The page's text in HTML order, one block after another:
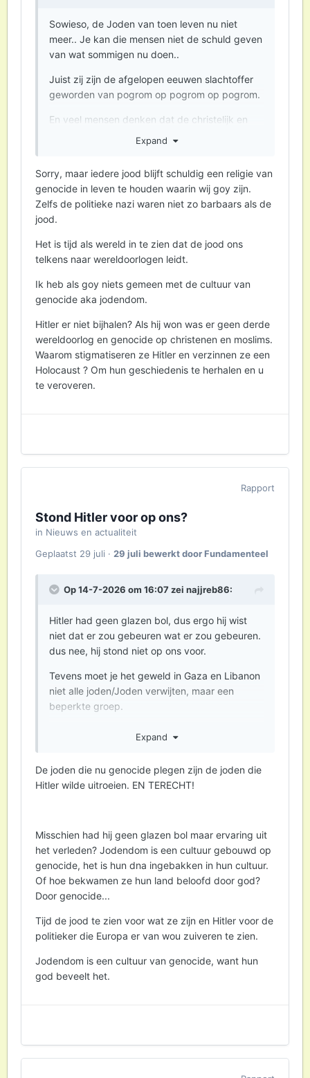
Sowieso, de Joden van toen leven nu niet
meer.. Je kan die mensen niet de schuld geven
van wat sommigen nu doen..
Juist zij zijn de afgelopen eeuwen slachtoffer
geworden van pogrom op pogrom op pogrom.
En veel mensen denken dat de christelijk en
joodse god dezelfde zijn, dus dan zou jullie
God ook genocide bevelen. En dat klopt, in het
Israelitische God toevallig de Israelieten dat
stukje grond beloofd had. Maar het OT is
mythe, dus die uitroeiing heeft nooit
plaatsgevonden.
Mensen die terechte kritiek (en meer hopelijk!)
hebben op wat de staat Israel NU doet moeten
er niet Hitler en trawanten bij gaan halen, dat is
een dooddoener en speelt de Zionisten in de
is het ergste wat de mensheid elkaar ooit heeft
aangedaan. Klaar, en punt.
Expand
Sorry, maar iedere jood blijft schuldig een religie van
genocide in leven te houden waarin wij goy zijn.
Zelfs de politieke nazi waren niet zo barbaars als de
jood.
Het is tijd als wereld in te zien dat de jood ons
telkens naar wereldoorlogen leidt.
Ik heb als goy niets gemeen met de cultuur van
genocide aka jodendom.
Hitler er niet bijhalen? Als hij won was er geen derde
wereldoorlog en genocide op christenen en moslims.
Waarom stigmatiseren ze Hitler en verzinnen ze een
Holocaust ? Om hun geschiedenis te herhalen en u
te veroveren.
Rapport
Stond Hitler voor op ons?
in Nieuws en actualiteit
Geplaatst 29 juli · 29 juli bewerkt door Fundamenteel
Op 14-7-2026 om 16:07 zei najjreb86:
Hitler had geen glazen bol, dus ergo hij wist
niet dat er zou gebeuren wat er zou gebeuren.
dus nee, hij stond niet op ons voor.
Tevens moet je het geweld in Gaza en Libanon
niet alle joden/Joden verwijten, maar een
beperkte groep.
En dat genocide is het gevolg van 7 oktober.
En geloof me, ik heb de beelden gezien en het
Daar kan een bom gooien niet tegenop. Een
bom discrimineert niet, de mensen op
daar kan een discriminatieloze bom niet
tegenop (qua gruwelijkheid).
Of het genocide is, is overigens maar de vraag.
Ik vind dat een woordspelletje. Het is gruwelijk
doen bepaalden idioten, en niet de joden.
ver qua antisemitisme.
Rusland het grote gevaar is. Vreemd genoeg
zeggen dezelfde mensen "oekraine wint de
strijd" als een Oekrainse soldaat een scheet
Expand
De joden die nu genocide plegen zijn de joden die
Hitler wilde uitroeien. EN TERECHT!
Misschien had hij geen glazen bol maar ervaring uit
het verleden? Jodendom is een cultuur gebouwd op
genocide, het is hun dna ingebakken in hun cultuur.
Of hoe bekwamen ze hun land beloofd door god?
Door genocide...
Tijd de jood te zien voor wat ze zijn en Hitler voor de
politieker die Europa er van wou zuiveren te zien.
Jodendom is een cultuur van genocide, want hun
god beveelt het.